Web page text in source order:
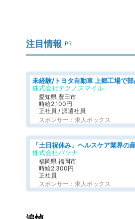
注目情報 PR
株式会社テクノスマイル
愛知県 豊田市
時給2,100円
正社員 / 派遣社員
スポンサー：求人ボックス
株式会社パソナ
福岡県 福岡市
時給2,300円
正社員
スポンサー：求人ボックス